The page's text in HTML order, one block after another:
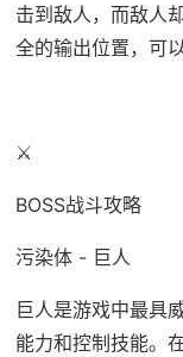
击到敌人，而敌人
全的输出位置，可
⚔️
BOSS战斗攻略
污染体 - 巨人
巨人是游戏中最具
能力和控制技能。